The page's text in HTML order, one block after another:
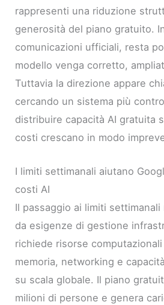
rappresenti una riduzione
generosità del piano gratuito.
comunicazioni ufficiali, resta
modello venga corretto,
Tuttavia la direzione appare
cercando un sistema più
distribuire capacità AI gratuita
costi crescano in modo
I limiti settimanali aiutano
costi AI
Il passaggio ai limiti
da esigenze di gestione
richiede risorse computazionali
memoria, networking e
su scala globale. Il piano
milioni di persone e genera